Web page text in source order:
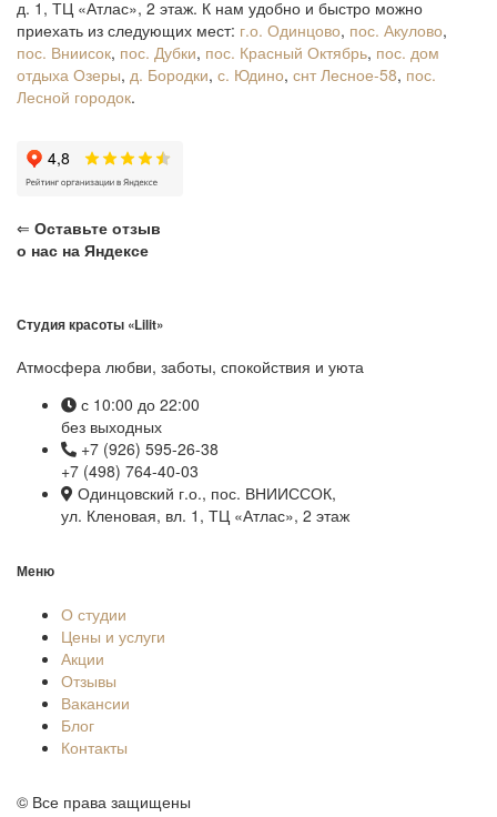
д. 1, ТЦ «Атлас», 2 этаж. К нам удобно и быстро можно
приехать из следующих мест: г.о. Одинцово, пос. Акулово,
пос. Вниисок, пос. Дубки, пос. Красный Октябрь, пос. дом
отдыха Озеры, д. Бородки, с. Юдино, снт Лесное-58, пос.
Лесной городок.
⇐ Оставьте отзыв
о нас на Яндексе
Студия красоты «Lilit»
Атмосфера любви, заботы, спокойствия и уюта
с 10:00 до 22:00
без выходных
+7 (926) 595-26-38
+7 (498) 764-40-03
Одинцовский г.о., пос. ВНИИССОК,
ул. Кленовая, вл. 1, ТЦ «Атлас», 2 этаж
Меню
О студии
Цены и услуги
Акции
Отзывы
Вакансии
Блог
Контакты
© Все права защищены